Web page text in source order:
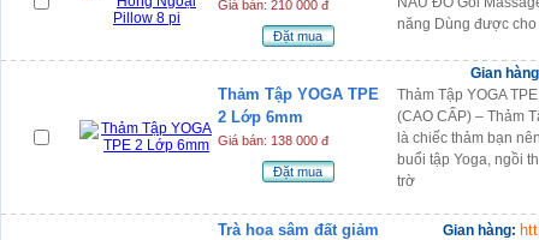
Giá bán: 210 000 đ
Đặt mua
năng Dùng được cho
Thảm Tập YOGA TPE
2 Lớp 6mm
Giá bán: 138 000 đ
Đặt mua
Gian
Thảm Tập YOGA
(CAO CẤP) – Thảm
là chiếc thảm bạn
buổi tập Yoga, ngồi
trờ
Trà hoa sâm đất giảm
Gian hàng: